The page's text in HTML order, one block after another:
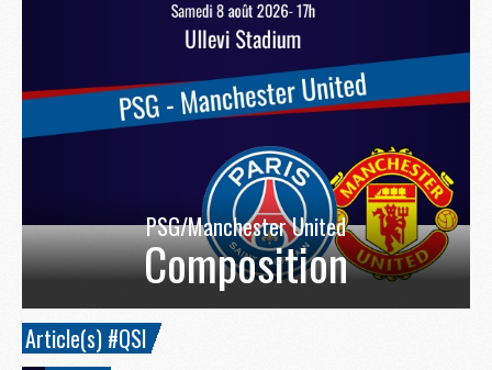
PSG/Manchester United
Composition
Article(s) #QSI